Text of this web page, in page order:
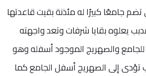
الجندى تضم جامعًا كبيرًا له مئذنة بقيت قاعدتها
يعلوه بقايا شرفات وتعد واجهته
للجامع والصهريج الموجود أسفله وهو
تؤدى إلى الصهريج أسفل الجامع كما